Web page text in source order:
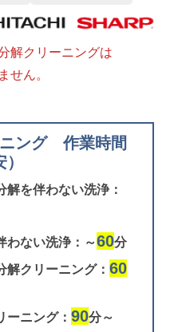
解クリーニングは
せん。
ング 作業時間
解を伴わない洗浄：
わない洗浄：～60分
解クリーニング： 60
ーニング： 90分～